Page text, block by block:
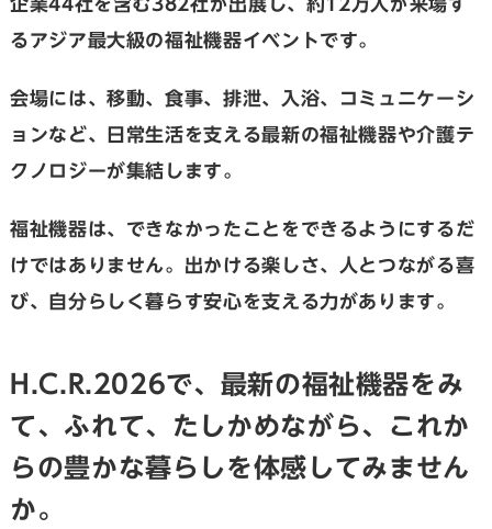
企業44社を含む382社が出展し、約12万人が来場す
るアジア最大級の福祉機器イベントです。
会場には、移動、食事、排泄、入浴、コミュニケーシ
ョンなど、日常生活を支える最新の福祉機器や介護テ
クノロジーが集結します。
福祉機器は、できなかったことをできるようにするだ
けではありません。出かける楽しさ、人とつながる喜
び、自分らしく暮らす安心を支える力があります。
H.C.R.2026で、最新の福祉機器をみ
て、ふれて、たしかめながら、これか
らの豊かな暮らしを体感してみません
か。